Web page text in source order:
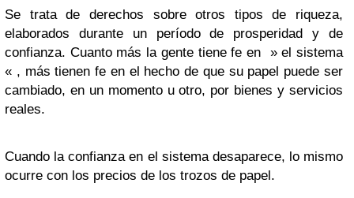
Se trata de derechos sobre otros tipos de riqueza,
elaborados durante un período de prosperidad y de
confianza. Cuanto más la gente tiene fe en » el sistema
« , más tienen fe en el hecho de que su papel puede ser
cambiado, en un momento u otro, por bienes y servicios
reales.
Cuando la confianza en el sistema desaparece, lo mismo
ocurre con los precios de los trozos de papel.